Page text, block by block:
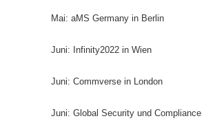
Mai: aMS Germany in Berlin
Juni: Infinity2022 in Wien
Juni: Commverse in London
Juni: Global Security und Compliance